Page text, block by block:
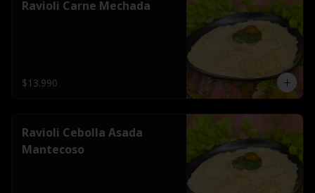
Ravioli Carne Mechada
$13.990
Ravioli Cebolla Asada
Mantecoso